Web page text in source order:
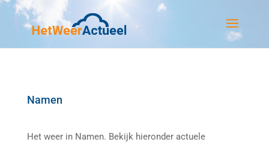
Namen
Het weer in Namen. Bekijk hieronder actuele